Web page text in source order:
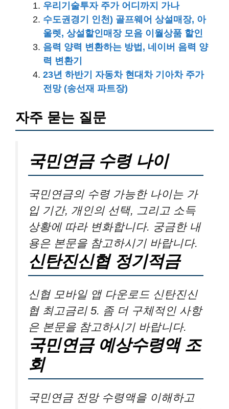
우리기술투자 주가 어디까지 가나
수도권경기 인천) 골프웨어 상설매장, 아
울렛, 상설할인매장 모음 이월상품 할인
음력 양력 변환하는 방법, 네이버 음력 양
력 변환기
23년 하반기 자동차 현대차 기아차 주가
전망 (송선재 파트장)
자주 묻는 질문
국민연금 수령 나이
국민연금의 수령 가능한 나이는 가
입 기간, 개인의 선택, 그리고 소득
상황에 따라 변화합니다. 궁금한 내
용은 본문을 참고하시기 바랍니다.
신탄진신협 정기적금
신협 모바일 앱 다운로드 신탄진신
협 최고금리 5. 좀 더 구체적인 사항
은 본문을 참고하시기 바랍니다.
국민연금 예상수령액 조
회
국민연금 전망 수령액을 이해하고